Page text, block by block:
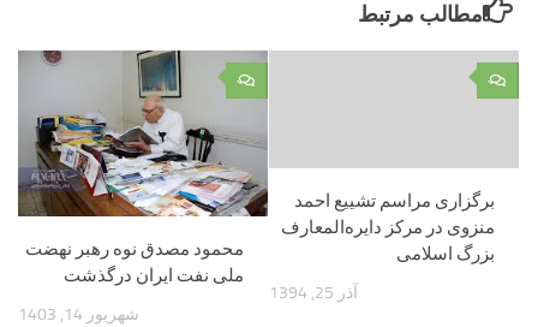
مطالب مرتبط
۰
محمود مصدق نوه رهبر نهضت
ملی نفت ایران درگذشت
شهریور 14, 1403
۰
برگزاری مراسم تشییع احمد
منزوی در مرکز دایره‌المعارف
بزرگ اسلامی
آذر 25, 1394